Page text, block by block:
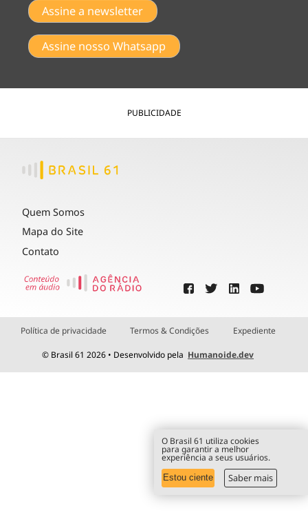
Assine a newsletter
Assine nosso Whatsapp
PUBLICIDADE
Quem Somos
Mapa do Site
Contato
Política de privacidade Termos & Condições Expediente
© Brasil 61 2026 • Desenvolvido pela Humanoide.dev
O Brasil 61 utiliza cookies
para garantir a melhor
experiência a seus usuários.
Estou ciente Saber mais